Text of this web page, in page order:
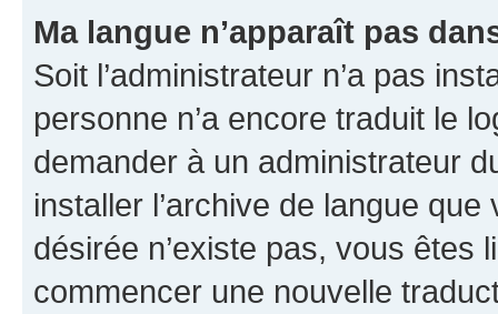
Ma langue n’apparaît pas
Soit l’administrateur n’a pas
personne n’a encore traduit le
demander à un administrateur
installer l’archive de langue
désirée n’existe pas, vous êtes
commencer une nouvelle